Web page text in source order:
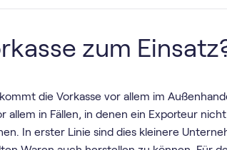
zum
die Vorkasse vor allem im
allem in Fällen, in denen ein Exporteur
In erster Linie sind dies kleinere